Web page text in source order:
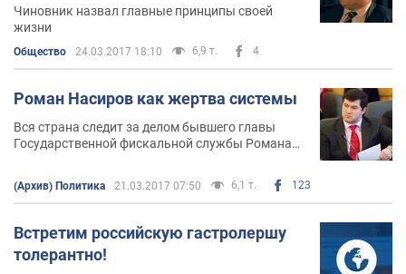
Чиновник назвал главные принципы своей
жизни
Общество 24.03.2017 18:10 6,9 т. 4
Роман Насиров как жертва системы
Вся страна следит за делом бывшего главы
Государственной фискальной службы Романа
вышел из следственного изолятора под залог в
100 миллионов гривен
(Архив) Политика 21.03.2017 07:50 6,1 т. 123
Встретим российскую гастролершу
толерантно!